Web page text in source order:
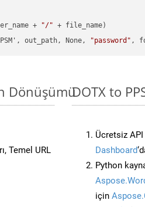
+ "/" + file_name)
out_path, None,
"password"
Dönüşümü
Temel URL
DOTX to
Ücretsiz API
Dashboard
Python
için